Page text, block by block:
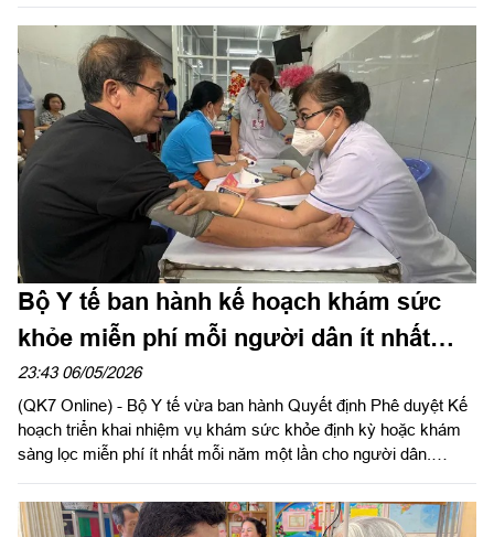
tiềm ẩn nguy cơ xuất huyết ồ ạt trong quá trình điều trị nếu
không có chiến lược can thiệp chính xác.
Bộ Y tế ban hành kế hoạch khám sức
khỏe miễn phí mỗi người dân ít nhất
mỗi năm một lần
23:43 06/05/2026
(QK7 Online) - Bộ Y tế vừa ban hành Quyết định Phê duyệt Kế
hoạch triển khai nhiệm vụ khám sức khỏe định kỳ hoặc khám
sàng lọc miễn phí ít nhất mỗi năm một lần cho người dân.
NQ/TW của Bộ Chính trị và Nghị quyết số 282/NQ-CP của
Chính phủ.